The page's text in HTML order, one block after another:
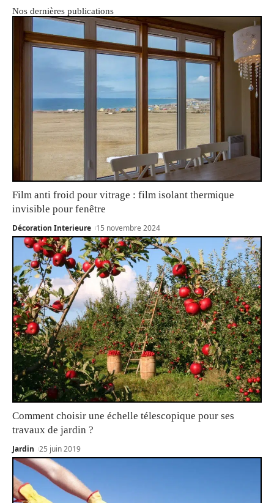
Nos dernières publications
Film anti froid pour vitrage : film isolant thermique
invisible pour fenêtre
Décoration Interieure 15 novembre 2024
Comment choisir une échelle télescopique pour ses
travaux de jardin ?
Jardin 25 juin 2019